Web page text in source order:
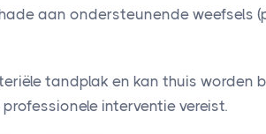
aan ondersteunende weefsels
tandplak en kan thuis worden
interventie vereist.